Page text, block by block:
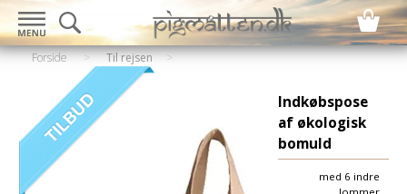
Forside > Til rejsen
Indkøbspose
af økologisk
bomuld
med 6 indre